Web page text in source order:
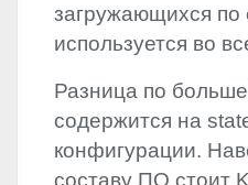
загружающихся по
используется во
Разница по
содержится на
конфигурации.
составу ПО стоит